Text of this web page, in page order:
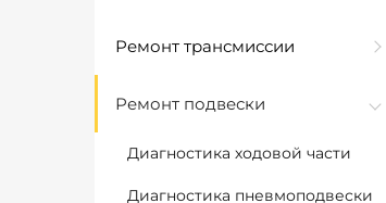
Ремонт трансмиссии
Ремонт подвески
Диагностика ходовой части
Диагностика пневмоподвески